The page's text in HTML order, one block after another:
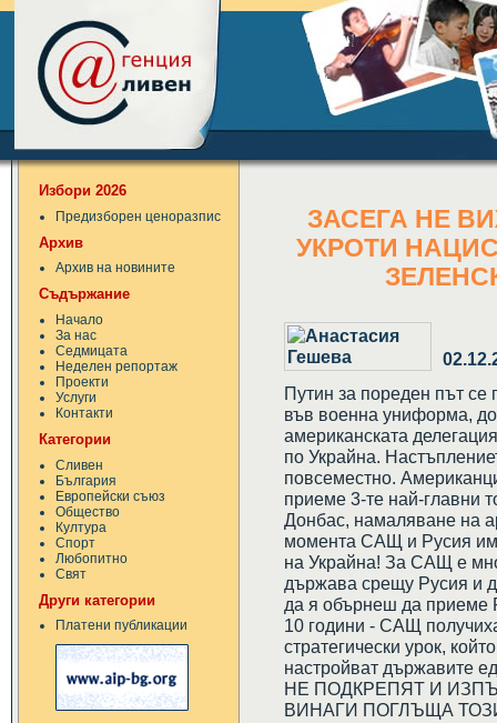
Избори 2026
Предизборен ценоразпис
Архив
Архив на новините
Съдържание
Начало
За нас
Седмицата
Неделен репортаж
Проекти
Услуги
Контакти
Категории
Сливен
България
Европейски съюз
Общество
Култура
Спорт
Любопитно
Свят
Други категории
Платени публикации
ЗАСЕГА НЕ
УКРОТИ
Путин за пореден път
във военна униформа,
американската
по Украйна.
повсеместно.
приеме 3-те най-главни
Донбас, намаляване на
момента САЩ и Русия
на Украйна! За САЩ е
държава срещу Русия и
да я обърнеш да приеме
10 години - САЩ
стратегически урок,
настройват държавите
НЕ ПОДКРЕПЯТ И
ВИНАГИ ПОГЛЪЩА